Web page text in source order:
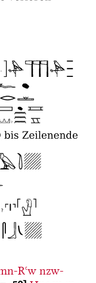
Rꜥw nzw-